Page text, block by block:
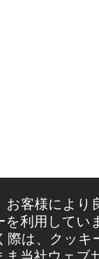
お客様により
利用してい
際は、クッキ